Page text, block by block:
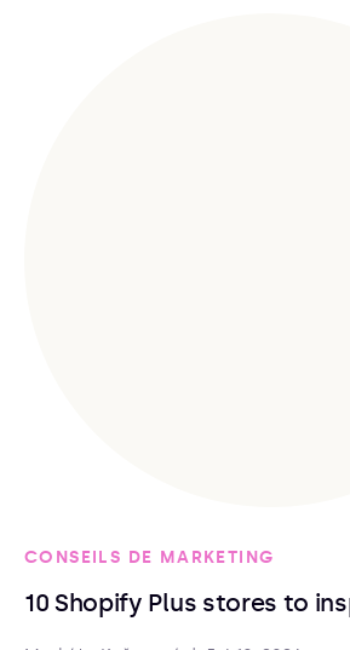
CONSEILS DE MARKETING
10 Shopify Plus stores to